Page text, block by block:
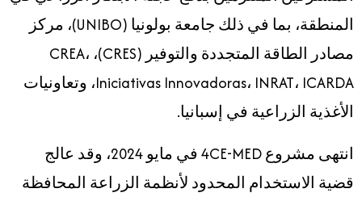
المنطقة، بما في ذلك جامعة بولونيا (UNIBO)، مركز
مصادر الطاقة المتجددة والتوفير (CRES)، CREA،
Iniciativas Innovadoras، INRAT، ICARDA، وتعاونيات
الأغذية الزراعية في إسبانيا.
انتهى مشروع 4CE-MED في مايو 2024، وقد عالج
قضية الاستخدام المحدود لأنظمة الزراعة المحافظة